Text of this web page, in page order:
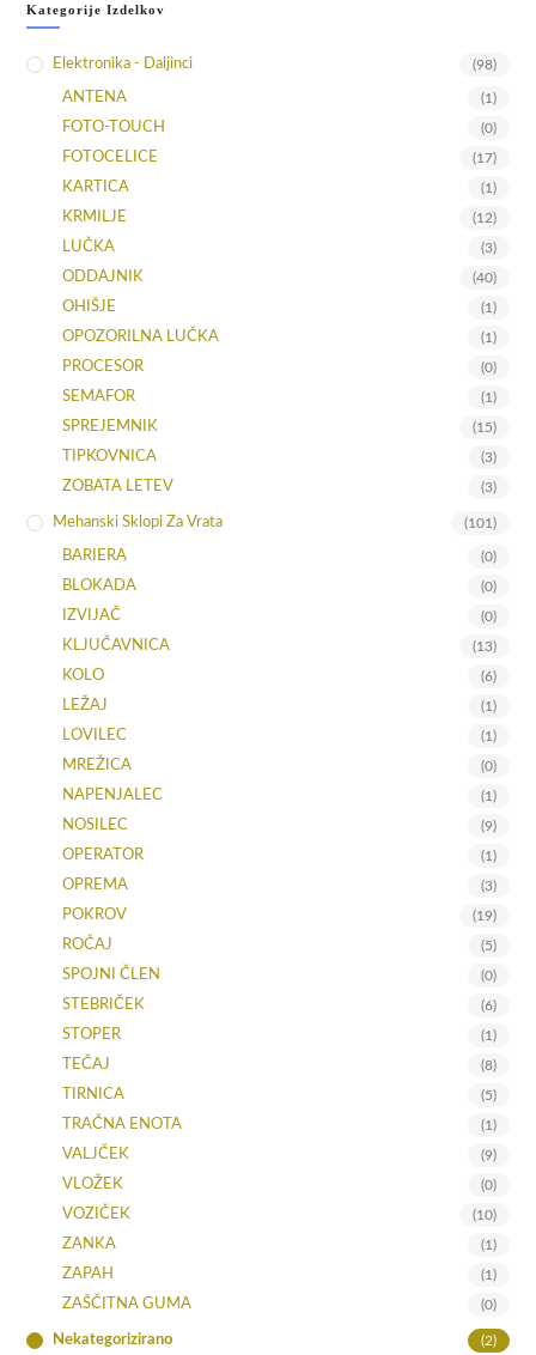
Kategorije Izdelkov
Elektronika - Daljinci (98)
ANTENA (1)
FOTO-TOUCH (0)
FOTOCELICE (17)
KARTICA (1)
KRMILJE (12)
LUČKA (3)
ODDAJNIK (40)
OHIŠJE (1)
OPOZORILNA LUČKA (1)
PROCESOR (0)
SEMAFOR (1)
SPREJEMNIK (15)
TIPKOVNICA (3)
ZOBATA LETEV (3)
Mehanski Sklopi Za Vrata (101)
BARIERA (0)
BLOKADA (0)
IZVIJAČ (0)
KLJUČAVNICA (13)
KOLO (6)
LEŽAJ (1)
LOVILEC (1)
MREŽICA (0)
NAPENJALEC (1)
NOSILEC (9)
OPERATOR (1)
OPREMA (3)
POKROV (19)
ROČAJ (5)
SPOJNI ČLEN (0)
STEBRIČEK (6)
STOPER (1)
TEČAJ (8)
TIRNICA (5)
TRAČNA ENOTA (1)
VALJČEK (9)
VLOŽEK (0)
VOZIČEK (10)
ZANKA (1)
ZAPAH (1)
ZAŠČITNA GUMA (0)
Nekategorizirano (2)